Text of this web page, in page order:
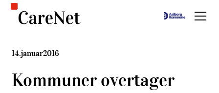
14.januar2016
Kommuner overtager